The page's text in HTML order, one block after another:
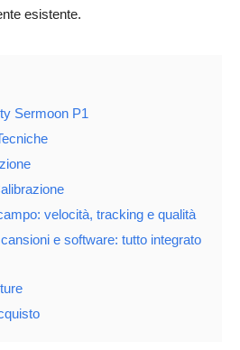
esistente.
Sermoon P1
velocità, tracking e qualità
e software: tutto integrato